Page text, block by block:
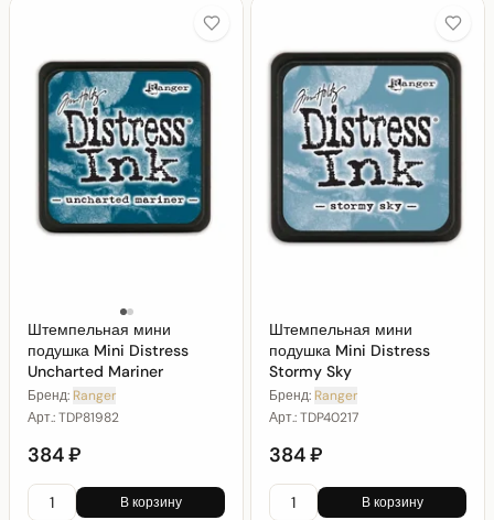
Штемпельная мини
подушка Mini Distress
Uncharted Mariner
Бренд: Ranger
Арт.:TDP81982
384 ₽
В корзину
Штемпельная мини
подушка Mini Distress
Stormy Sky
Бренд: Ranger
Арт.:TDP40217
384 ₽
В корзину